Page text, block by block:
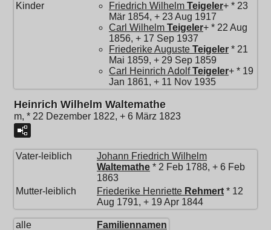
Kinder
Friedrich Wilhelm Teigeler+ * 23
Mär 1854, + 23 Aug 1917
Carl Wilhelm Teigeler+ * 22 Aug
1856, + 17 Sep 1937
Friederike Auguste Teigeler * 21
Mai 1859, + 29 Sep 1859
Carl Heinrich Adolf Teigeler+ * 19
Jan 1861, + 11 Nov 1935
Heinrich Wilhelm Waltemathe
m, * 22 Dezember 1822, + 6 März 1823
Vater-leiblich
Johann Friedrich Wilhelm
Waltemathe * 2 Feb 1788, + 6 Feb
1863
Mutter-leiblich
Friederike Henriette Rehmert * 12
Aug 1791, + 19 Apr 1844
alle Familiennamen